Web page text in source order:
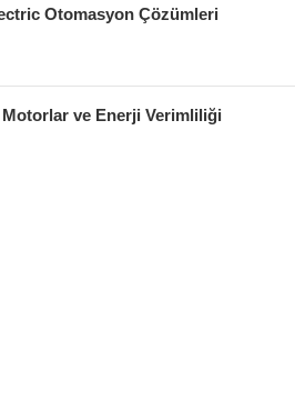
Otomasyon Çözümleri
Motorlar ve Enerji Verimliliği